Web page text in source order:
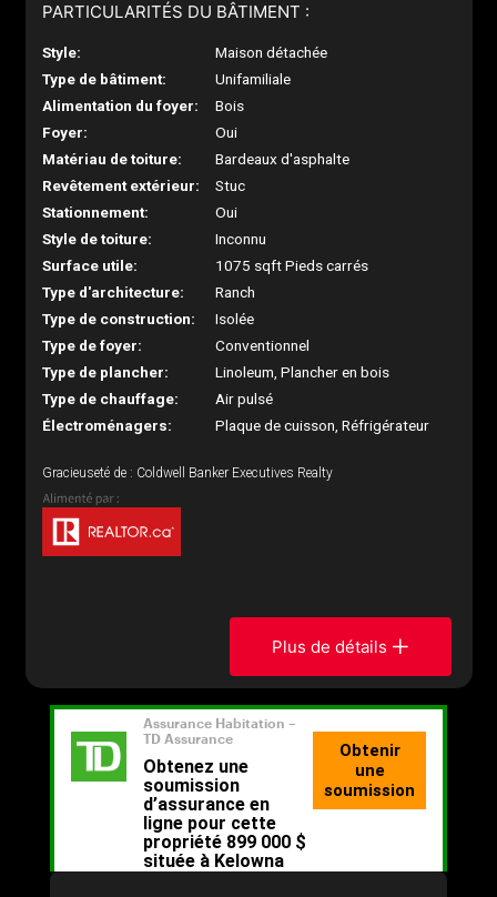
PARTICULARITÉS DU BÂTIMENT :
Style:
Maison détachée
Type de bâtiment:
Unifamiliale
Alimentation du foyer:
Bois
Foyer:
Oui
Matériau de toiture:
Bardeaux d'asphalte
Revêtement extérieur:
Stuc
Stationnement:
Oui
Style de toiture:
Inconnu
Surface utile:
1075 sqft Pieds carrés
Type d'architecture:
Ranch
Type de construction:
Isolée
Type de foyer:
Conventionnel
Type de plancher:
Linoleum, Plancher en bois
Type de chauffage:
Air pulsé
Électroménagers:
Plaque de cuisson, Réfrigérateur
Gracieuseté de : Coldwell Banker Executives Realty
Plus de détails